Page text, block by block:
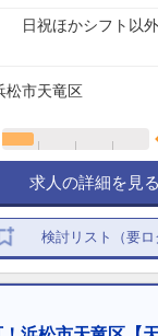
日祝ほかシフト以
松市天竜区
求人の詳細を見る
検討リスト（要ロ